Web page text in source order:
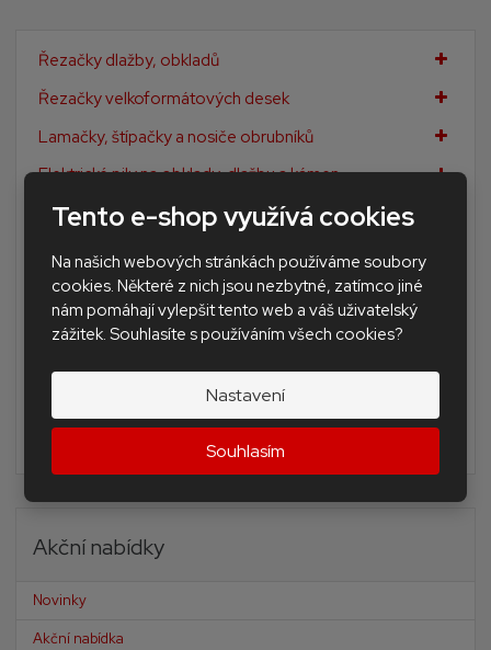
Tento e-shop využívá cookies
Na našich webových stránkách používáme soubory
cookies. Některé z nich jsou nezbytné, zatímco jiné
nám pomáhají vylepšit tento web a váš uživatelský
zážitek. Souhlasíte s používáním všech cookies?
Nastavení
Souhlasím
Řezačky dlažby, obkladů
Řezačky velkoformátových desek
Lamačky, štípačky a nosiče obrubníků
Elektrické pily na obklady, dlažbu a kámen
Diamantové korunky a frézy
Diamantové kotouče profi
Kotouče standard na stavební materiály
Diamantové brusné nářadí
Doplňkové nářadí pro obkladače a dlaždiče
Nivelační Levelling Andal system SAP
BAZAR - použité nářadí a stroje
Akční nabídky
Novinky
Akční nabídka